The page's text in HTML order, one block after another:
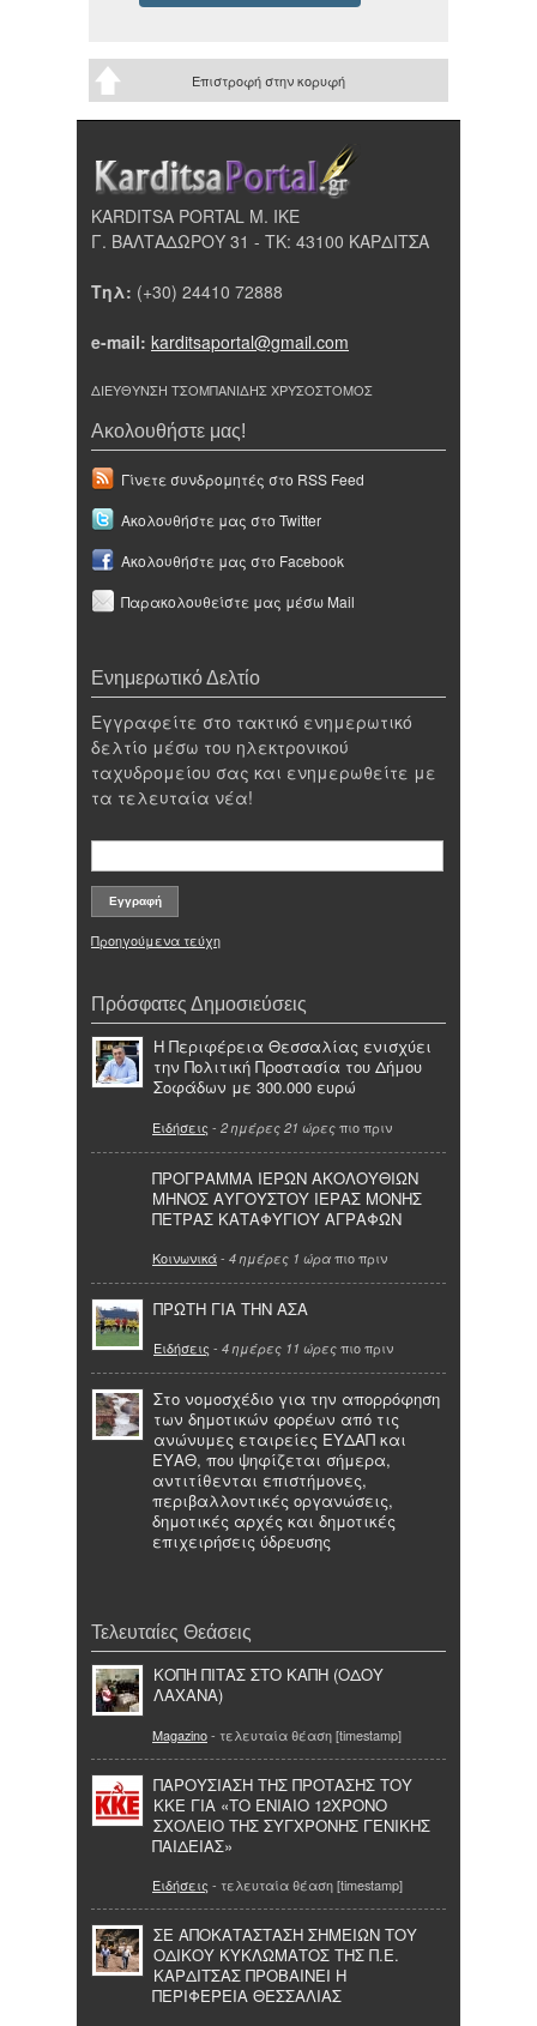
Επιστροφή στην κορυφή
KARDITSA PORTAL Μ. ΙΚΕ
Γ. ΒΑΛΤΑΔΩΡΟΥ 31 - ΤΚ: 43100 ΚΑΡΔΙΤΣΑ
Τηλ: (+30) 24410 72888
e-mail: karditsaportal@gmail.com
ΔΙΕΥΘΥΝΣΗ ΤΣΟΜΠΑΝΙΔΗΣ ΧΡΥΣΟΣΤΟΜΟΣ
Ακολουθήστε μας!
Γίνετε συνδρομητές στο RSS Feed
Ακολουθήστε μας στο Twitter
Ακολουθήστε μας στο Facebook
Παρακολουθείστε μας μέσω Mail
Ενημερωτικό Δελτίο
Εγγραφείτε στο τακτικό ενημερωτικό
δελτίο μέσω του ηλεκτρονικού
ταχυδρομείου σας και ενημερωθείτε με
τα τελευταία νέα!
Προηγούμενα τεύχη
Πρόσφατες Δημοσιεύσεις
Η Περιφέρεια Θεσσαλίας ενισχύει
την Πολιτική Προστασία του Δήμου
Σοφάδων με 300.000 ευρώ
Ειδήσεις - 2 ημέρες 21 ώρες πιο πριν
ΠΡΟΓΡΑΜΜΑ ΙΕΡΩΝ ΑΚΟΛΟΥΘΙΩΝ
ΜΗΝΟΣ ΑΥΓΟΥΣΤΟΥ ΙΕΡΑΣ ΜΟΝΗΣ
ΠΕΤΡΑΣ ΚΑΤΑΦΥΓΙΟΥ ΑΓΡΑΦΩΝ
Κοινωνικά- 4 ημέρες 1 ώρα πιο πριν
ΠΡΩΤΗ ΓΙΑ ΤΗΝ ΑΣΑ
Ειδήσεις - 4 ημέρες 11 ώρες πιο πριν
Στο νομοσχέδιο για την απορρόφηση
των δημοτικών φορέων από τις
ανώνυμες εταιρείες ΕΥΔΑΠ και
ΕΥΑΘ, που ψηφίζεται σήμερα,
αντιτίθενται επιστήμονες,
περιβαλλοντικές οργανώσεις,
δημοτικές αρχές και δημοτικές
επιχειρήσεις ύδρευσης
Τελευταίες Θεάσεις
ΚΟΠΗ ΠΙΤΑΣ ΣΤΟ ΚΑΠΗ (ΟΔΟΥ
ΛΑΧΑΝΑ)
Magazino- τελευταία θέαση [timestamp]
ΠΑΡΟΥΣΙΑΣΗ ΤΗΣ ΠΡΟΤΑΣΗΣ ΤΟΥ
ΚΚΕ ΓΙΑ «ΤΟ ΕΝΙΑΙΟ 12ΧΡΟΝΟ
ΣΧΟΛΕΙΟ ΤΗΣ ΣΥΓΧΡΟΝΗΣ ΓΕΝΙΚΗΣ
ΠΑΙΔΕΙΑΣ»
Ειδήσεις - τελευταία θέαση [timestamp]
ΣΕ ΑΠΟΚΑΤΑΣΤΑΣΗ ΣΗΜΕΙΩΝ ΤΟΥ
ΟΔΙΚΟΥ ΚΥΚΛΩΜΑΤΟΣ ΤΗΣ Π.Ε.
ΚΑΡΔΙΤΣΑΣ ΠΡΟΒΑΙΝΕΙ Η
ΠΕΡΙΦΕΡΕΙΑ ΘΕΣΣΑΛΙΑΣ